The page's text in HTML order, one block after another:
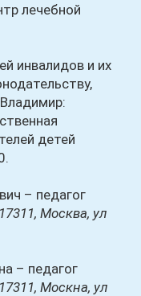
лечебной
инвалидов и их
детей
– педагог
Москва, ул
– педагог
Москна, ул